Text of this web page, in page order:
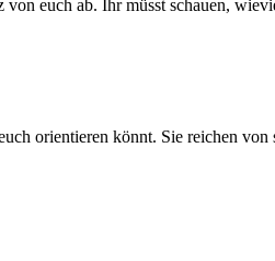
euch ab. Ihr müsst schauen,
orientieren könnt. Sie reichen